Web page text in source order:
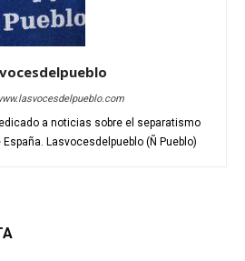
a noticias sobre el separatismo
Lasvocesdelpueblo (Ñ Pueblo)